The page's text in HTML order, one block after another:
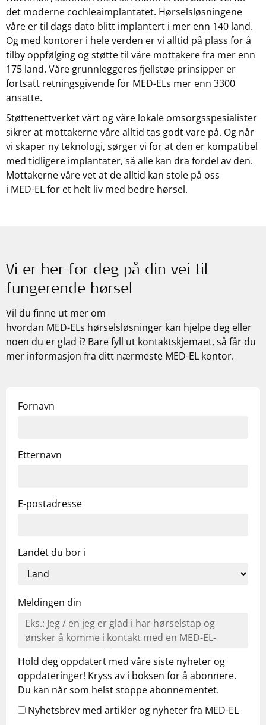
det moderne cochleaimplantatet. Hørselsløsningene
våre er til dags dato blitt implantert i mer enn 140 land.
Og med kontorer i hele verden er vi alltid på plass for å
tilby oppfølging og støtte til våre mottakere fra mer enn
175 land. Våre grunnleggeres fjellstøe prinsipper er
fortsatt retningsgivende for MED-ELs mer enn 3300
ansatte.
Støttenettverket vårt og våre lokale omsorgsspesialister
sikrer at mottakerne våre alltid tas godt vare på. Og når
vi skaper ny teknologi, sørger vi for at den er kompatibel
med tidligere implantater, så alle kan dra fordel av den.
Mottakerne våre vet at de alltid kan stole på oss
i MED-ELfor et helt liv med bedre hørsel.
Vi er her for deg på din vei til
fungerende hørsel
Vil du finne ut mer om
hvordan MED-ELs hørselsløsninger kan hjelpe deg eller
noen du er glad i? Bare fyll ut kontaktskjemaet, så får du
mer informasjon fra ditt nærmeste MED-EL kontor.
Fornavn
Etternavn
E-postadresse
Landet du bor i
Meldingen din
Hold deg oppdatert med våre siste nyheter og
oppdateringer! Kryss av i boksen for å abonnere.
Du kan når som helst stoppe abonnementet.
Nyhetsbrev med artikler og nyheter fra MED-EL